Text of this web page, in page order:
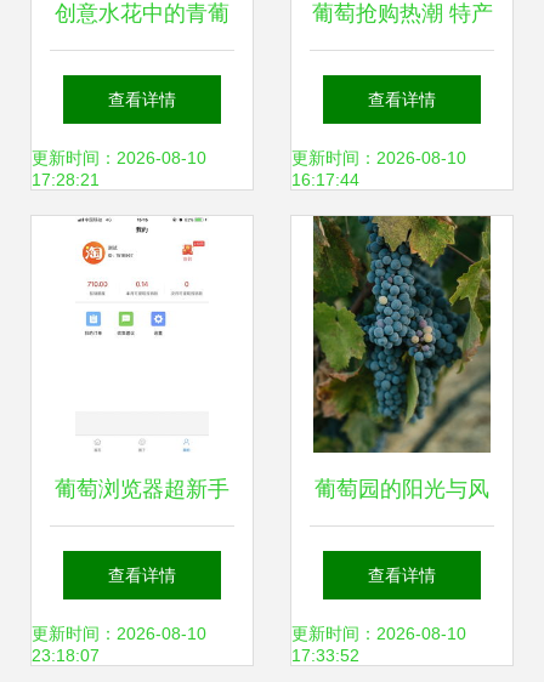
创意水花中的青葡
萄 一抹清凉的视觉
盛宴
查看详情
更新时间：2026-08-10
17:28:21
葡萄抢购热潮 特产
直销优选指南
查看详情
更新时间：2026-08-10
16:17:44
葡萄浏览器超新手
教程 iPhone版下载
与2018版本回顾
查看详情
更新时间：2026-08-10
23:18:07
葡萄园的阳光与风
味 一场帕索罗伯斯
的葡萄酒之旅
查看详情
更新时间：2026-08-10
17:33:52